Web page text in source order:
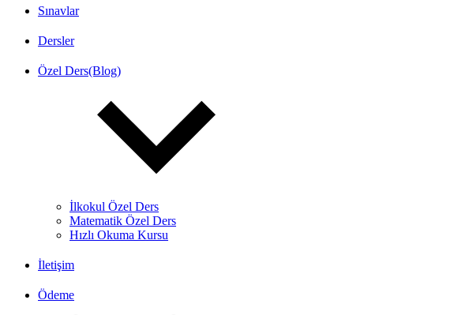
Sınavlar
Dersler
Özel Ders(Blog)
İlkokul Özel Ders
Matematik Özel Ders
Hızlı Okuma Kursu
İletişim
Ödeme